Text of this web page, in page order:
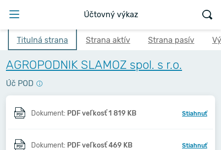
Účtovný výkaz
Titulná strana Strana aktív Strana pasív
AGROPODNIK SLAMOZ spol. s r.o.
Úč POD
Dokument: PDF veľkosť 1 819 KB Stiahnuť
Dokument: PDF veľkosť 469 KB Stiahnuť